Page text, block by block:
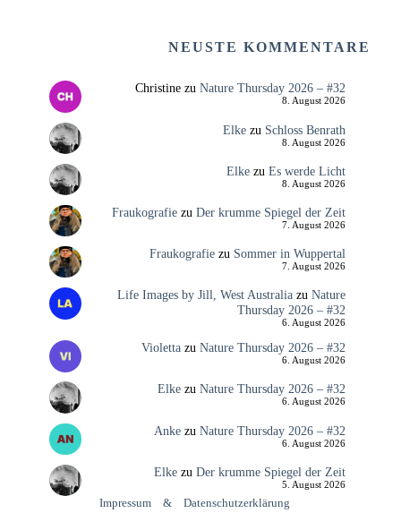
NEUSTE KOMMENTARE
Christinezu Nature Thursday 2026 – #32
8. August 2026
Elkezu Schloss Benrath
8. August 2026
Elkezu Es werde Licht
8. August 2026
Fraukografiezu Der krumme Spiegel der Zeit
7. August 2026
Fraukografiezu Sommer in Wuppertal
7. August 2026
Life Images by Jill, West Australiazu Nature
Thursday 2026 – #32
6. August 2026
Violettazu Nature Thursday 2026 – #32
6. August 2026
Elkezu Nature Thursday 2026 – #32
6. August 2026
Ankezu Nature Thursday 2026 – #32
6. August 2026
Elkezu Der krumme Spiegel der Zeit
5. August 2026
Impressum & Datenschutzerklärung